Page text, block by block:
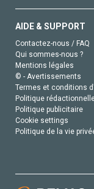
AIDE & SUPPORT
Contactez-nous / FAQ
Qui sommes-nous ?
Mentions légales
© - Avertissements
Termes et conditions
Politique
Politique publicitaire
Cookie settings
Politique de la vie